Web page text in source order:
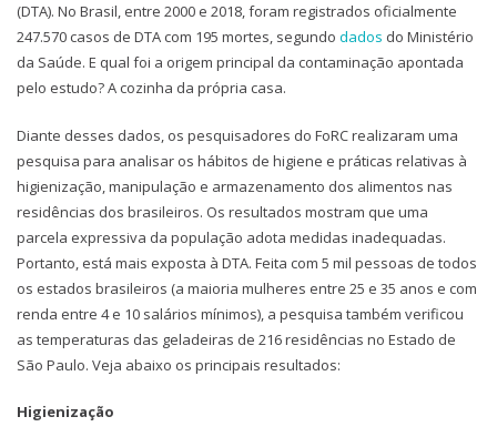
(DTA). No Brasil, entre 2000 e 2018, foram registrados oficialmente
247.570 casos de DTA com 195 mortes, segundo dados do Ministério
da Saúde. E qual foi a origem principal da contaminação apontada
pelo estudo? A cozinha da própria casa.
Diante desses dados, os pesquisadores do FoRC realizaram uma
pesquisa para analisar os hábitos de higiene e práticas relativas à
higienização, manipulação e armazenamento dos alimentos nas
residências dos brasileiros. Os resultados mostram que uma
parcela expressiva da população adota medidas inadequadas.
Portanto, está mais exposta à DTA. Feita com 5 mil pessoas de todos
os estados brasileiros (a maioria mulheres entre 25 e 35 anos e com
renda entre 4 e 10 salários mínimos), a pesquisa também verificou
as temperaturas das geladeiras de 216 residências no Estado de
São Paulo. Veja abaixo os principais resultados:
Higienização